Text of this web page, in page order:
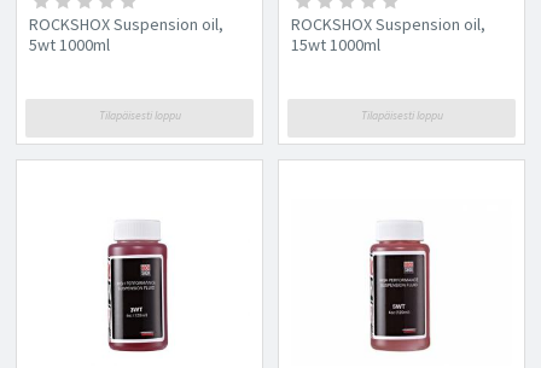
ROCKSHOX Suspension oil,
5wt 1000ml
Tilapäisesti loppu
ROCKSHOX Suspension oil,
15wt 1000ml
Tilapäisesti loppu